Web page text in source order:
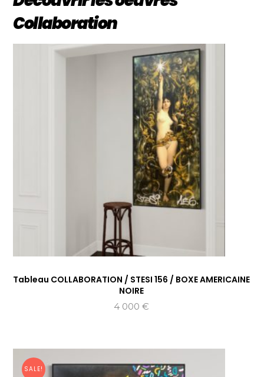
Collaboration
Tableau COLLABORATION / STESI 156 / BOXE AMERICAINE
NOIRE
4 000€
SALE!